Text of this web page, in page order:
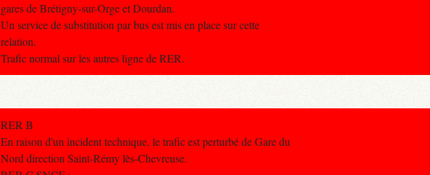
gares de Brétigny-sur-Orge et Dourdan.
Un service de substitution par bus est mis en place sur cette
relation.
Trafic normal sur les autres ligne de RER.
RER B
En raison d'un incident technique, le trafic est perturbé de Gare du
Nord direction Saint-Rémy lès-Chevreuse.